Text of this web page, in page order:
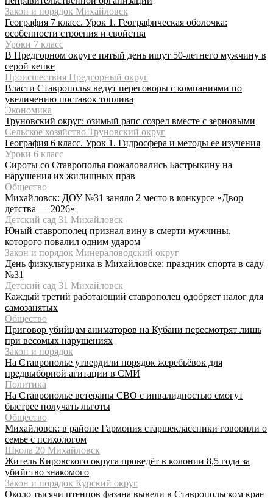
Закон и порядок Михайловск
География 7 класс. Урок 1. Географическая оболочка:
особенности строения и свойства
Уроки 7 класс
В Предгорном округе пятый день ищут 50-летнего мужчину в
серой кепке
Происшествия Предгорный округ
Власти Ставрополья ведут переговоры с компаниями по
увеличению поставок топлива
Экономика
Труновский округ: озимый рапс созрел вместе с зерновыми
Сельское хозяйство Труновский округ
География 6 класс. Урок 1. Гидросфера и методы ее изучения
Уроки 6 класс
Сироты со Ставрополья пожаловались Бастрыкину на
нарушения их жилищных прав
Общество
Михайловск: ДОУ №31 заняло 2 место в конкурсе «Двор
детства — 2026»
Детский сад 31 Михайловск
Юный ставрополец признал вину в смерти мужчины,
которого повалил одним ударом
Закон и порядок Минераловодский округ
День физкультурника в Михайловске: праздник спорта в саду
№31
Детский сад 31 Михайловск
Каждый третий работающий ставрополец одобряет налог для
самозанятых
Общество
Приговор убийцам аниматоров на Кубани пересмотрят лишь
при весомых нарушениях
Закон и порядок
На Ставрополье утвердили порядок жеребьёвок для
предвыборной агитации в СМИ
Политика
На Ставрополье ветераны СВО с инвалидностью смогут
быстрее получать льготы
Общество
Михайловск: в районе Гармония старшеклассники говорили о
семье с психологом
Школа 20 Михайловск
Житель Кировского округа проведёт в колонии 8,5 года за
убийство знакомого
Закон и порядок Курский округ
Около тысячи птенцов фазана вывели в Ставропольском крае